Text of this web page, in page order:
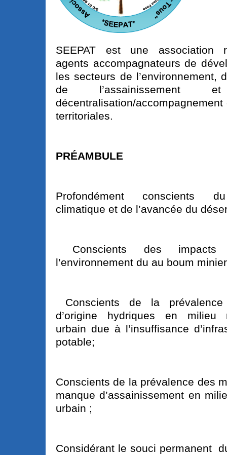
SEEPAT est une association
agents accompagnateurs de
les secteurs de l’environnement,
de
décentralisation/
territoriales.
PRÉAMBULE
Profondément conscients
climatique et de l’avancée du
Conscients des impacts
l’environnement du au boum
Conscients de la
d’origine hydriques en
urbain due à l’insuffisance
potable;
Conscients de la prévalence des
manque d’assainissement en
urbain ;
Considérant le souci permanent